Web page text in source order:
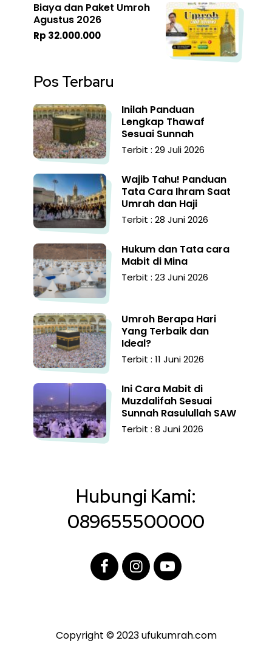
Biaya dan Paket Umroh
Agustus 2026
Rp 32.000.000
Pos Terbaru
Inilah Panduan
Lengkap Thawaf
Sesuai Sunnah
Terbit : 29 Juli 2026
Wajib Tahu! Panduan
Tata Cara Ihram Saat
Umrah dan Haji
Terbit : 28 Juni 2026
Hukum dan Tata cara
Mabit di Mina
Terbit : 23 Juni 2026
Umroh Berapa Hari
Yang Terbaik dan
Ideal?
Terbit : 11 Juni 2026
Ini Cara Mabit di
Muzdalifah Sesuai
Sunnah Rasulullah SAW
Terbit : 8 Juni 2026
Hubungi Kami:
089655500000
Copyright © 2023 ufukumrah.com